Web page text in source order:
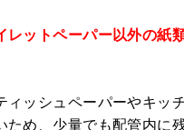
レットペーパー以外の紙
ィッシュペーパーやキッ
ため、少量でも配管内に